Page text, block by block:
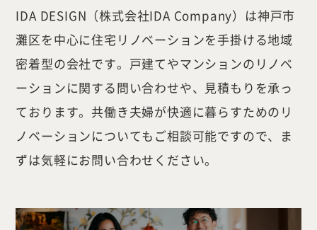
IDA DESIGN（株式会社IDA Company）は神戸市
灘区を中心に住宅リノベーションを手掛ける地域
密着型の会社です。戸建てやマンションのリノベ
ーションに関する問い合わせや、見積もりを承っ
ております。共働き夫婦が快適に暮らすためのリ
ノベーションについてもご相談可能ですので、ま
ずは気軽にお問い合わせください。